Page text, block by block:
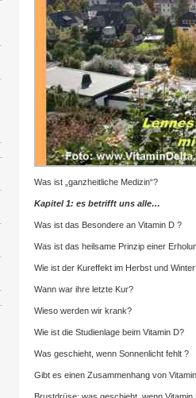
Was ist „ganzheitliche Medizin“?
Kapitel 1: es betrifft uns alle…
Was ist das Besondere an Vitamin D ?
Was ist das heilsame Prinzip einer
Wie ist der Kureffekt im Herbst und
Wann war ihre letzte Kur?
Wieso werden wir krank?
Wie ist die Studienlage beim Vitamin D?
Was geschieht, wenn Sonnenlicht fehlt ?
Gibt es einen Zusammenhang von
Brustdrüse: was geschieht, wenn Vitamin